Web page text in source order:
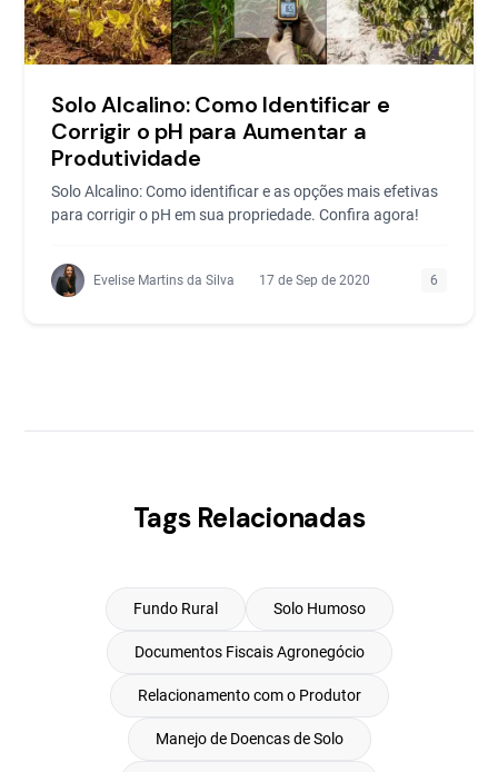
Solo Alcalino: Como Identificar e
Corrigir o pH para Aumentar a
Produtividade
Solo Alcalino: Como identificar e as opções mais efetivas
para corrigir o pH em sua propriedade. Confira agora!
Evelise Martins da Silva 17 de Sep de 2020 6
Tags Relacionadas
Fundo Rural Solo Humoso
Documentos Fiscais Agronegócio
Relacionamento com o Produtor
Manejo de Doencas de Solo